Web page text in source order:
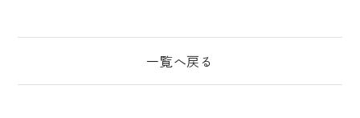
一覧へ戻る